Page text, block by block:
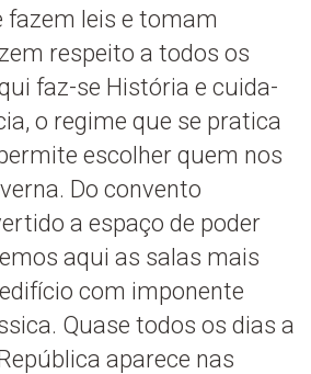
fazem leis e tomam
respeito a todos os
faz-se História e cuida-
o regime que se pratica
escolher quem nos
Do convento
a espaço de poder
aqui as salas mais
com imponente
Quase todos os dias a
aparece nas